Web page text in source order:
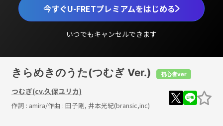
今すぐU-FRETプレミアムをはじめる
いつでもキャンセルできます
きらめきのうた(つむぎ Ver.) 初心者ver
つむぎ(cv.久保ユリカ)
作詞 : amira/作曲 : 田子剛, 井本光紀(bransic,inc)